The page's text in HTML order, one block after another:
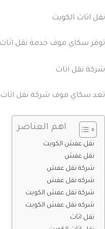
نقل اثاث الكويت
توفر سكاي موف خدمة نقل اثاث
شركة نقل اثاث
تعد سكاي موف شركة نقل اثاث
اهم العناصر
نقل عفش الكويت
نقل عفش
شركة نقل عفش
شركه نقل عفش
شركة نقل عفش الكويت
شركه نقل عفش الكويت
نقل اثاث